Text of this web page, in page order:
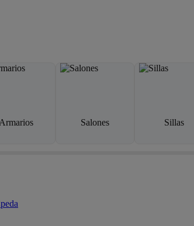
Armarios Salones Sillas